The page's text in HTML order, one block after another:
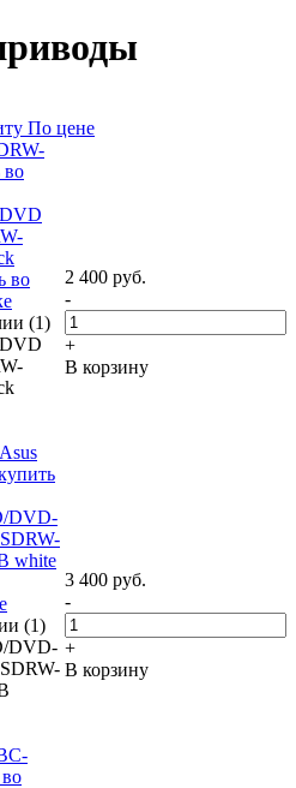
По цене
во
во
(1)
2 400 руб.
-
+
В корзину
DVD-
white
(1)
DVD-
3 400 руб.
-
+
В корзину